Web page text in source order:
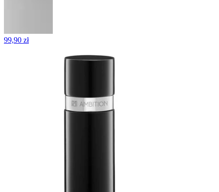
99,90 zł